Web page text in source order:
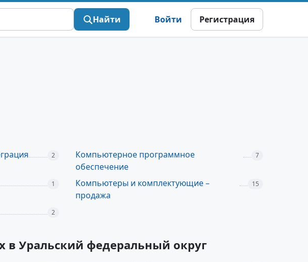
Найти Войти Регистрация
2
Компьютерное программное
обеспечение
7
1
Компьютеры и комплектующие –
продажа
15
2
в Уральский федеральный округ